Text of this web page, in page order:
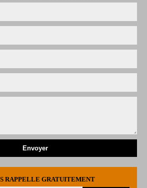
RAPPELLE GRATUITEMENT